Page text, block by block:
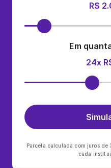
R$
Em
24x
Parcela calculada com juros
cada